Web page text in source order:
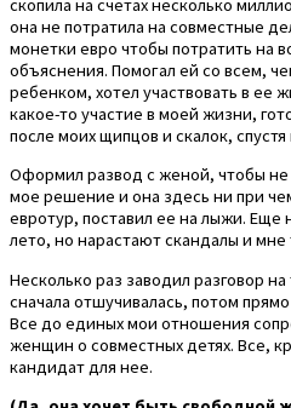
скопила на счетах несколько
она не потратила на совместные
монетки евро чтобы потратить на
объяснения. Помогал ей со всем,
ребенком, хотел участвовать в ее
какое-то участие в моей жизни,
после моих щипцов и скалок,
Оформил развод с женой, чтобы не
мое решение и она здесь ни при
евротур, поставил ее на лыжи. Еще
лето, но нарастают скандалы и
Несколько раз заводил разговор
сначала отшучивалась, потом
Все до единых мои отношения
женщин о совместных детях. Все,
кандидат для нее.